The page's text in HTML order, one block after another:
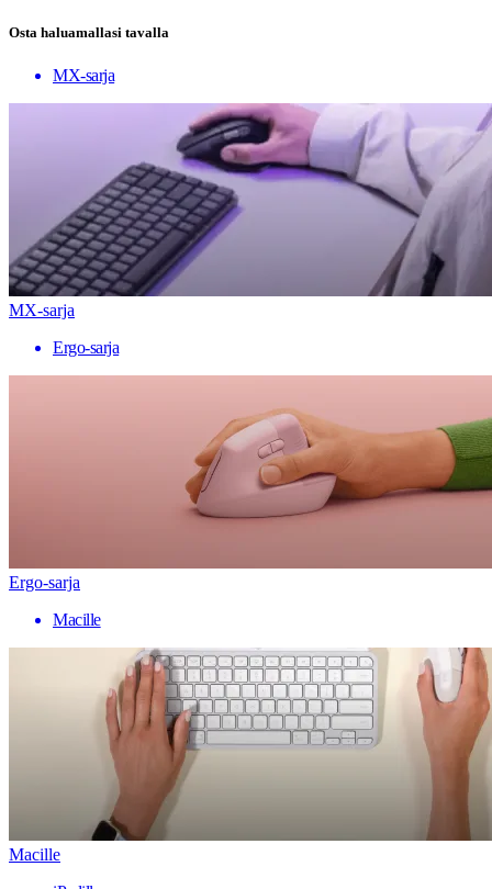
Osta haluamallasi tavalla
MX-sarja
MX-sarja
Ergo-sarja
Ergo-sarja
Macille
Macille